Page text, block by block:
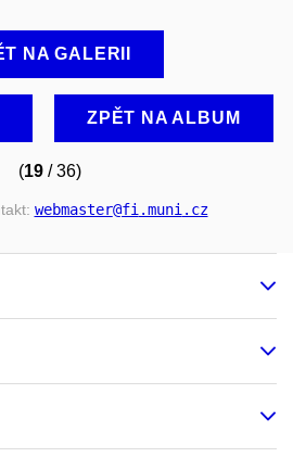
NA GALERII
ZPĚT NA ALBUM
(19 / 36)
webmaster@fi.muni.cz